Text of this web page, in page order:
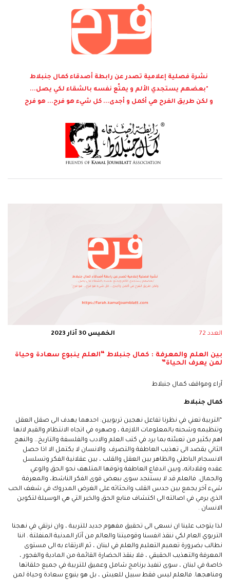
نشرة فصلية إعلامية تصدر عن رابطة أصدقاء كمال جنبلاط
"بعضهم يستجدي الألم و يمتّع نفسه بالشقاء لكي يصل...
و لكن طريق الفرح هي أكمل و أجدى... كل شيء هو فرح... هو فرح
العدد 72 الخميس 30 آذار 2023
بين العلم والمعرفة : كمال جنبلاط “العلم ينبوع سعادة وحياة
لمن يعرف الحياة”
آراء ومواقف كمال جنبلاط
كمال جنبلاط
“التربية تعني في نظرنا تفاعل نهجين تربويين: احدهما يهدف الى صقل العقل
وتنظيمه وشحنه بالمعلومات اللازمة ، وصهره في اتجاه الانتظام والقيم لانها
اهم بكثير من تعبئته بما يرد في كتب العلم والادب والفلسفة والتاريخ… والنهج
الثاني يقصد الى تهذيب العاطفة والتصرف. والانسان لا يكتمل الا اذا حصل
الانسجام الباطني والظاهر بين العقل والقلب ، بين عقلانية الفكر وتسلسل
عقده وقلاداته، وبين اندفاع العاطفة وتوقها المتلهف نحو الحق والوعي
والجمال. فالعلم قد لا يستنجد سوى ببعض قوى الفكر الناشط، والمعرفة
شيء آخر يجمع بين حدس القلب وانحثاثه على الغرض المدروك في شغف الحب
الذي يرمي في اصالته الى اكتشاف منابع الحق والخير التي هي الوسيلة لتكوين
الانسان .
لذا يتوجب علينا ان نسعى الى تحقيق مفهوم جديد للتربية ، وان نرتقي في نهجنا
التربوي العام لكي ننقذ انفسنا وقوميتنا والعالم من آثار المدنية المنفلتة . اننا
نطالب بضرورة تعميم التعليم والعلم في لبنان ، ثم الارتقاء به الى مستوى
المعرفة والتهذيب الحقيقي ، فلا ينقذ الحضارة القائمة من المادية والفجور ،
خاصة في لبنان ، سوى تنفيذ برنامج شامل وعميق للتربية في جميع حلقاتها
ومناهجها. فالعلم ليس فقط سبيل للعيش ، بل هو ينبوع سعادة وحياة لمن